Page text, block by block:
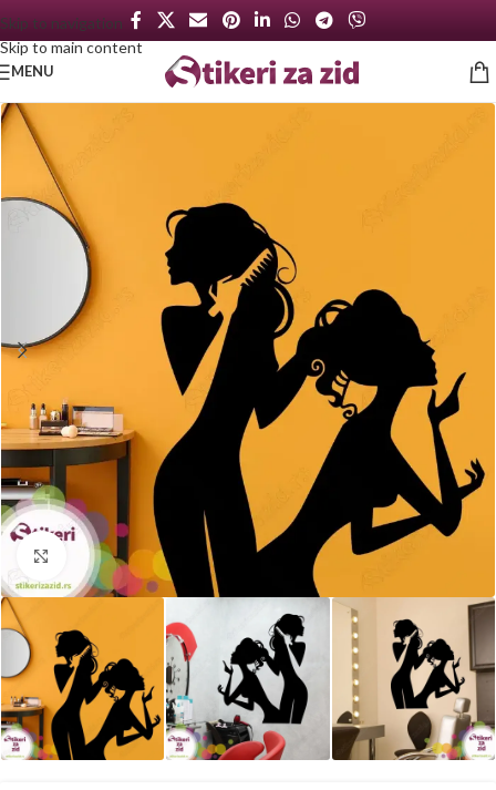
Skip to navigation
Skip to main content
MENU
Kliknite za uvećanje